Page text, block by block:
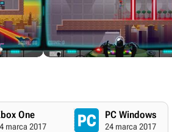
One
marca 2017
PC Windows
24 marca 2017